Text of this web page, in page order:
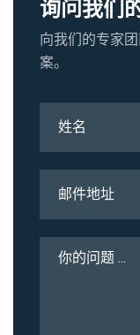
询问我们
向我们的专家
案。